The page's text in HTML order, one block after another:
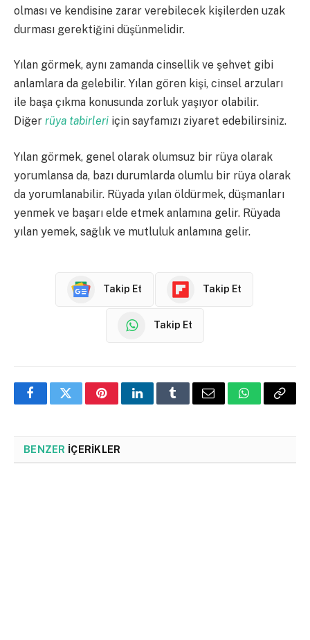
olması ve kendisine zarar verebilecek kişilerden uzak
durması gerektiğini düşünmelidir.
Yılan görmek, aynı zamanda cinsellik ve şehvet gibi
anlamlara da gelebilir. Yılan gören kişi, cinsel arzuları
ile başa çıkma konusunda zorluk yaşıyor olabilir.
Diğer rüya tabirleri için sayfamızı ziyaret edebilirsiniz.
Yılan görmek, genel olarak olumsuz bir rüya olarak
yorumlansa da, bazı durumlarda olumlu bir rüya olarak
da yorumlanabilir. Rüyada yılan öldürmek, düşmanları
yenmek ve başarı elde etmek anlamına gelir. Rüyada
yılan yemek, sağlık ve mutluluk anlamına gelir.
Takip Et Takip Et
Takip Et
FacebookTwitterPinterestLinkedInTumblrEmail WhatsApp
Copy
BENZER İÇERIKLER